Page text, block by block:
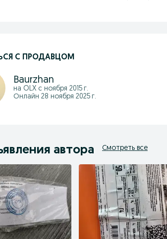
С ПРОДАВЦОМ
Baurzhan
на OLX с ноября 2015 г.
Онлайн 28 ноября 2025 г.
автора Смотреть все